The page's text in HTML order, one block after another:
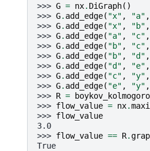
>>> G = nx. DiGraph()
>>> G. add_edge( "x" , "a" ,
>>> G. add_edge( "x" , "b" ,
>>> G. add_edge( "a" , "c" ,
>>> G. add_edge( "b" , "c" ,
>>> G. add_edge( "b" , "d" ,
>>> G. add_edge( "d" , "e" ,
>>> G. add_edge( "c" , "y" ,
>>> G. add_edge( "e" , "y" ,
>>> R =
>>> flow_value = nx.
>>> flow_value
3.0
>>> flow_value == R.
True